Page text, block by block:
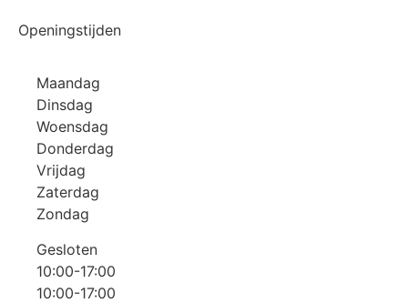
Openingstijden
Maandag
Dinsdag
Woensdag
Donderdag
Vrijdag
Zaterdag
Zondag
Gesloten
10:00-17:00
10:00-17:00